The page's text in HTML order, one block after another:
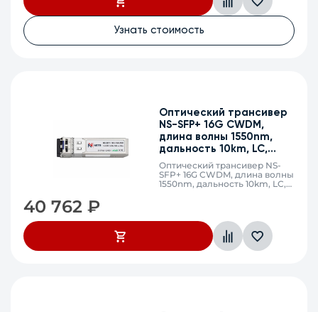
Узнать стоимость
Оптический трансивер
NS-SFP+ 16G CWDM,
длина волны 1550nm,
дальность 10km, LC,
DDM
Оптический трансивер NS-
SFP+ 16G CWDM, длина волны
1550nm, дальность 10km, LC,
40 762₽